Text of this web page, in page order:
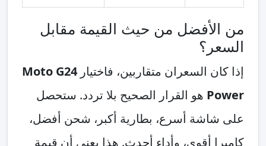
من الأفضل من حيث القيمة مقابل
السعر؟
إذا كان السعران متقاربين، فاختيار Moto G24
Power هو القرار الصحيح بلا تردد. ستحصل
على شاشة أسرع، بطارية أكبر، شحن أفضل،
كاميرا أقوى، وأداء أحدث. هذا يعني أن قيمة